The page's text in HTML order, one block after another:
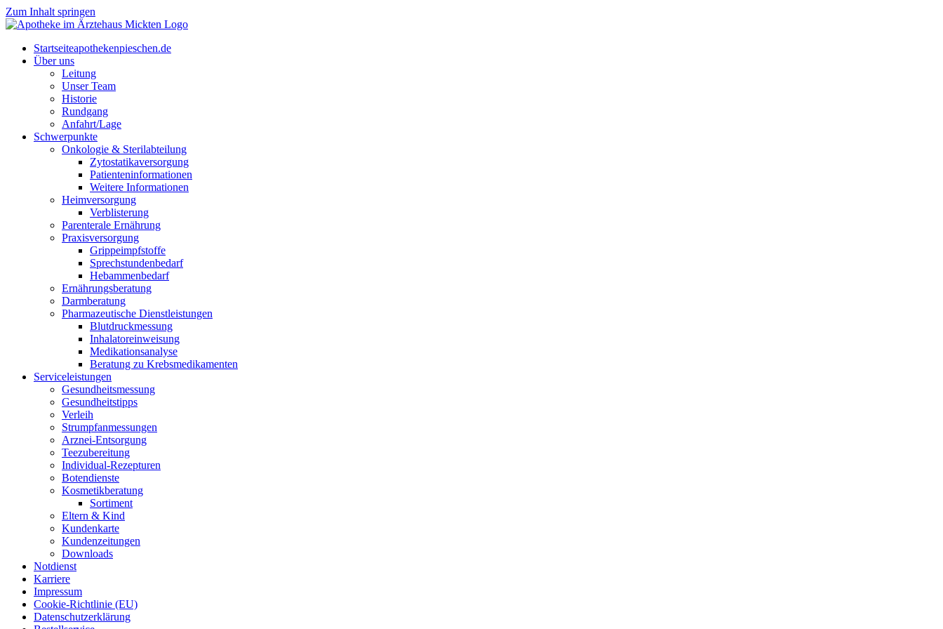
Zum Inhalt springen
Start­sei­teapothekenpieschen.de
Über uns
Lei­tung
Unser Team
His­to­rie
Rund­gang
Anfahrt/Lage
Schwer­punk­te
Onkologie & Sterilabteilung
Zyto­sta­ti­ka­ver­sor­gung
Pati­en­ten­in­for­ma­tio­nen
Wei­te­re Informationen
Heim­ver­sor­gung
Ver­blis­te­rung
Par­en­te­r­ale Ernährung
Pra­xis­ver­sor­gung
Grip­pe­impf­stof­fe
Sprech­stun­den­be­darf
Heb­am­men­be­darf
Ernäh­rungs­be­ra­tung
Darm­be­ra­tung
Phar­ma­zeu­ti­sche Dienstleistungen
Blut­druck­mes­sung
Inha­la­tor­ein­wei­sung
Medi­ka­ti­ons­ana­ly­se
Bera­tung zu Krebsmedikamenten
Ser­vice­leis­tun­gen
Gesund­heits­mes­sung
Gesund­heits­tipps
Ver­leih
Strumpfan­mes­sun­gen
Arz­n­ei-Ent­­sor­­gung
Tee­zu­be­rei­tung
Indi­­vi­­du­al-Rezep­­tu­­ren
Boten­diens­te
Kos­me­tik­be­ra­tung
Sor­ti­ment
Eltern & Kind
Kun­den­kar­te
Kun­den­zei­tun­gen
Down­loads
Not­dienst
Kar­rie­re
Impres­sum
Coo­kie-Rich­t­­li­­nie (EU)
Datenschutz­erklärung